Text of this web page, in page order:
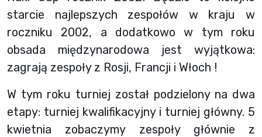
starcie najlepszych zespołów w kraju w
roczniku 2002, a dodatkowo w tym roku
obsada międzynarodowa jest wyjątkowa:
zagrają zespoły z Rosji, Francji i Włoch !
W tym roku turniej został podzielony na dwa
etapy: turniej kwalifikacyjny i turniej główny. 5
kwietnia zobaczymy zespoły głównie z